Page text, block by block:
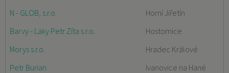
N - GLOB, s.r.o.
Horní Jiřetín
Barvy - Laky Petr Zíta s.r.o.
Hostomice
Morys s.r.o.
Hradec Králové
Petr Burian
Ivanovice na Hané